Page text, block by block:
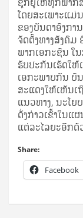
ຊຸກຍູ້ໃຫ້ທຸກພາກ
ໂດຍສະເພາະແ
ຂອງບັນດາອົງກ
ຈັດຕັ້ງທາງສັງຄົມ
ພາກເອກະຊົນ ໃ
ຮັບປະກັນເຮັດໃ
ເອກະພາບກັນ ບົ
ສະແດງໃຫ້ເຫັນເ
ແນວທາງ, ນະໂຍ
ດັ່ງກ່າວເຂົ້າໃນແ
ແຕ່ລະໄລຍະອີກດ້
Share:
Facebook